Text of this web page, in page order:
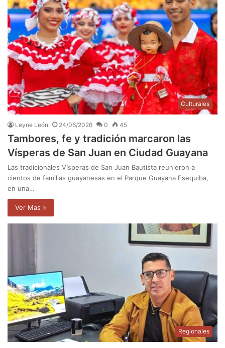
Culturales
Leyne León 24/06/2026 0 45
Tambores, fe y tradición marcaron las
Vísperas de San Juan en Ciudad Guayana
Las tradicionales Vísperas de San Juan Bautista reunieron a
cientos de familias guayanesas en el Parque Guayana Esequiba,
en una…
Ver Mas »
Regionales